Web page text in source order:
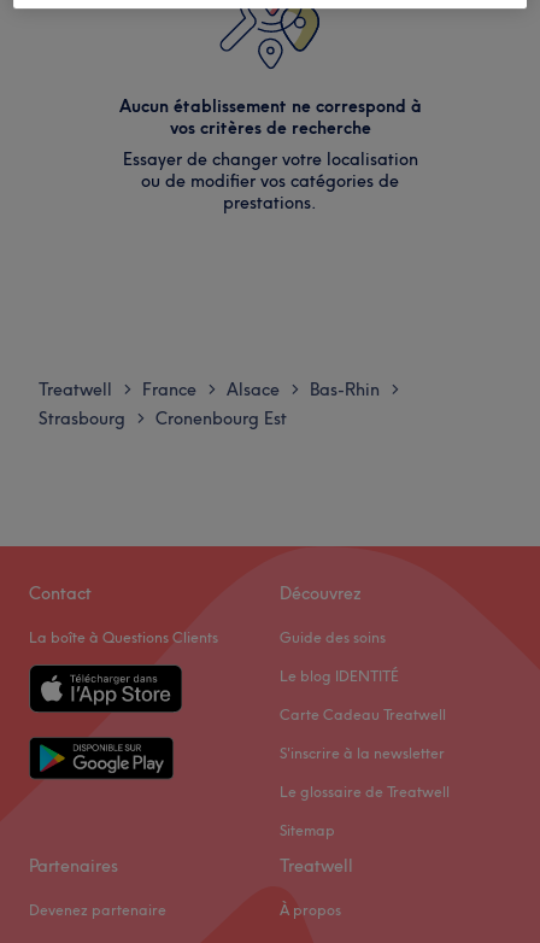
Aucun établissement ne correspond à
vos critères de recherche
Essayer de changer votre localisation
ou de modifier vos catégories de
prestations.
Treatwell > France > Alsace > Bas-Rhin >
Strasbourg > Cronenbourg Est
Contact
La boîte à Questions Clients
Découvrez
Guide des soins
Le blog IDENTITÉ
Carte Cadeau Treatwell
S'inscrire à la newsletter
Le glossaire de Treatwell
Sitemap
Partenaires
Devenez partenaire
Treatwell
À propos